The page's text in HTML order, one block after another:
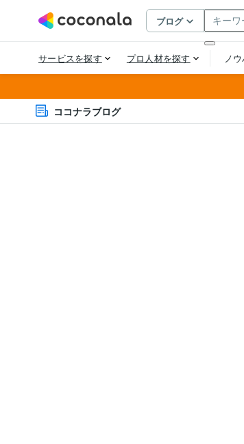
ココナラブログ